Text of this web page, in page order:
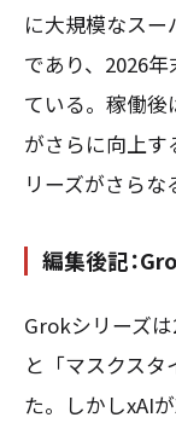
に大規模なス
であり、2026
ている。稼働
がさらに向上す
リーズがさらな
編集後記：
Grokシリーズは
と「マスクスタ
た。しかしxAI